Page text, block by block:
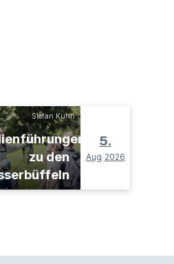
Stefan Kuhn
zu den
5.
Aug 2026